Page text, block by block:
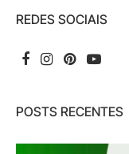
REDES SOCIAIS
POSTS RECENTES